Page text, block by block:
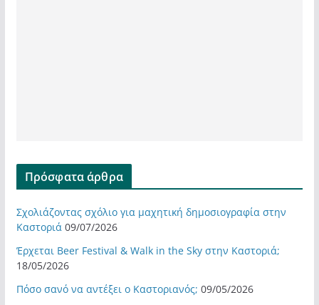
Πρόσφατα άρθρα
Σχολιάζοντας σχόλιο για μαχητική δημοσιογραφία στην
Καστοριά 09/07/2026
Έρχεται Beer Festival & Walk in the Sky στην Καστοριά;
18/05/2026
Πόσο σανό να αντέξει ο Καστοριανός; 09/05/2026